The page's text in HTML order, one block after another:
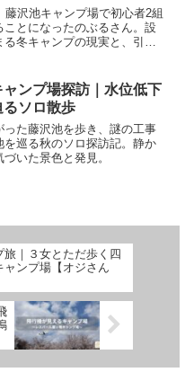
藤沢池キャンプ場で初心者2組
ことになったのぶるさん。設
冬キャンプの現実と、引率
ャンプ場探訪｜水位低下
るソロ散歩
った藤沢池を歩き、謎の工事
を巡る秋のソロ探訪記。静か
いた景色と発見。
旅｜３女とただ歩く四
ャンプ場【オジさん